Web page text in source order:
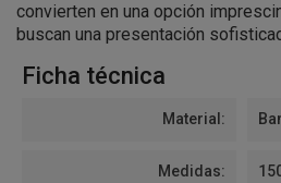
convierten en una opción
buscan una presentación
Ficha técnica
Material:
Medidas: